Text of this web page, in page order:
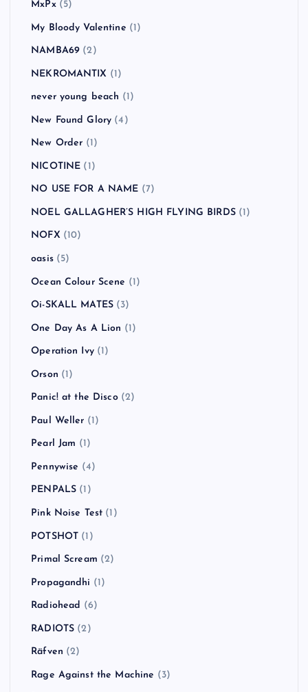
MxPx(5)
My Bloody Valentine (1)
NAMBA69 (2)
NEKROMANTIX (1)
never young beach (1)
New Found Glory (4)
New Order (1)
NICOTINE (1)
NO USE FOR A NAME (7)
NOEL GALLAGHER’S HIGH FLYING BIRDS(1)
NOFX (10)
oasis(5)
Ocean Colour Scene (1)
Oi-SKALL MATES (3)
One Day As A Lion (1)
Operation Ivy(1)
Orson (1)
Panic! at the Disco(2)
Paul Weller (1)
Pearl Jam (1)
Pennywise (4)
PENPALS (1)
Pink Noise Test (1)
POTSHOT (1)
Primal Scream (2)
Propagandhi (1)
Radiohead (6)
RADIOTS (2)
Räfven (2)
Rage Against the Machine (3)